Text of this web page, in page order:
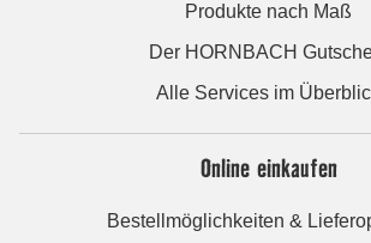
Produkte nach Maß
Der HORNBACH
Alle Services im
Online einkaufen
Bestellmöglichkeiten &